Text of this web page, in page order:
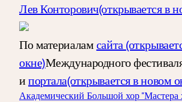
Лев Конторович(открывается в
По материаламсайта
окне)Международного
ипортала(открывается в новом
Академический Большой хор "Мастера